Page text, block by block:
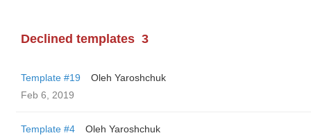
Declined templates 3
Template #19
Oleh Yaroshchuk
Feb 6, 2019
Template #4
Oleh Yaroshchuk